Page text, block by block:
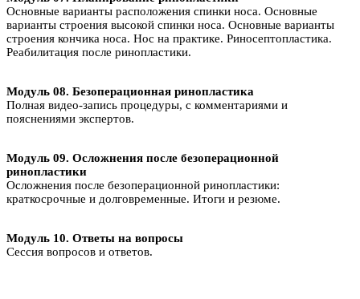
Основные варианты расположения спинки носа. Основные
варианты строения высокой спинки носа. Основные варианты
строения кончика носа. Нос на практике. Риносептопластика.
Реабилитация после ринопластики.
Модуль 08. Безоперационная ринопластика
Полная видео-запись процедуры, с комментариями и
пояснениями экспертов.
Модуль 09. Осложнения после безоперационной
ринопластики
Осложнения после безоперационной ринопластики:
краткосрочные и долговременные. Итоги и резюме.
Модуль 10. Ответы на вопросы
Сессия вопросов и ответов.